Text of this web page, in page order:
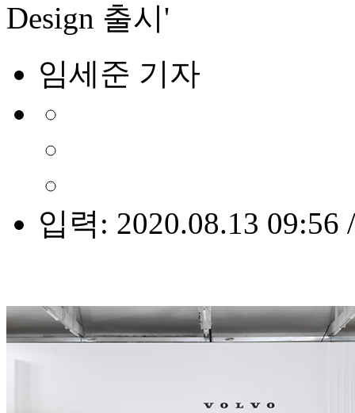
Design 출시'
임세준 기자
입력: 2020.08.13 09:56